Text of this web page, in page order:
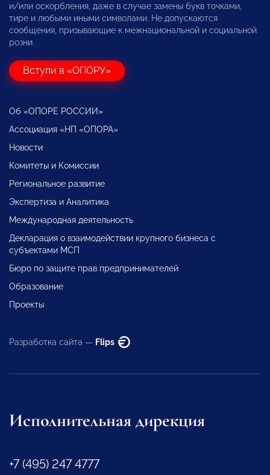
и/или оскорбления, даже в случае замены букв точками,
тире и любыми иными символами. Не допускаются
сообщения, призывающие к межнациональной и социальной
розни.
Вступи в «ОПОРУ»
Об «ОПОРЕ РОССИИ»
Ассоциация «НП «ОПОРА»
Новости
Комитеты и Комиссии
Региональное развитие
Экспертиза и Аналитика
Международная деятельность
Декларация о взаимодействии крупного бизнеса с
субъектами МСП
Бюро по защите прав предпринимателей
Образование
Проекты
Разработка сайта — Flips
Исполнительная дирекция
+7 (495) 247 4777